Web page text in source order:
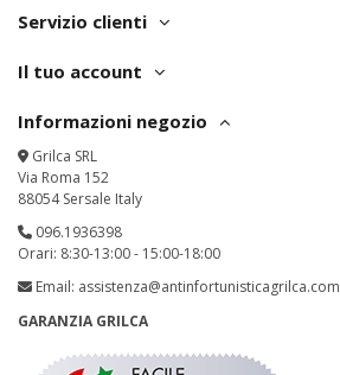
Servizio clienti
Il tuo account
Informazioni negozio
Grilca SRL
Via Roma 152
88054 Sersale Italy
096.1936398
Orari: 8:30-13:00 - 15:00-18:00
Email: assistenza@antinfortunisticagrilca.com
GARANZIA GRILCA